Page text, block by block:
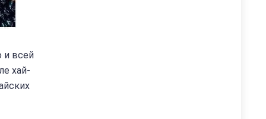
и всей
хай-